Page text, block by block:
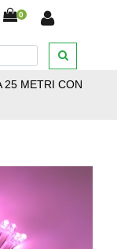
0
PER
LUMINOSA
25 METRI CON